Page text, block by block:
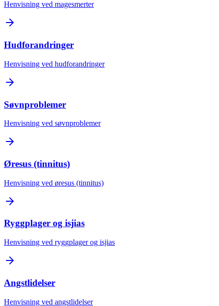
Henvisning ved magesmerter
Hudforandringer
Henvisning ved hudforandringer
Søvnproblemer
Henvisning ved søvnproblemer
Øresus (tinnitus)
Henvisning ved øresus (tinnitus)
Ryggplager og isjias
Henvisning ved ryggplager og isjias
Angstlidelser
Henvisning ved angstlidelser